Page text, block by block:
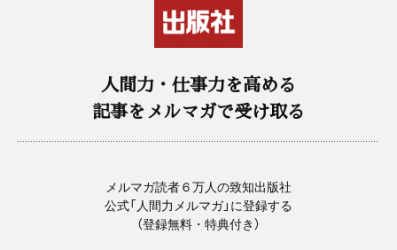
人間力・仕事力を高める
記事をメルマガで受け取る
メルマガ読者６万人の致知出版社
公式「人間力メルマガ」に登録する
（登録無料・特典付き）